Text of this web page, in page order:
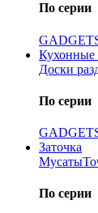
По серии
Кухонные
Доски
По серии
Заточка
Мусаты
По серии